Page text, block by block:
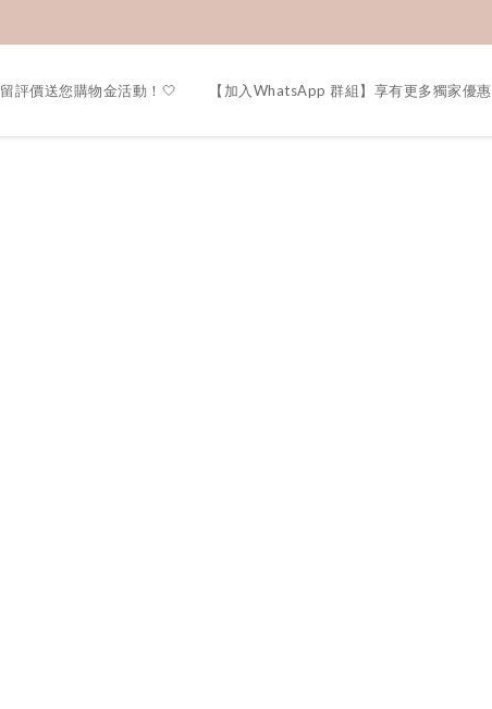
留評價送您購物金活動！🤍 【加入WhatsApp 群組】享有更多獨家優惠